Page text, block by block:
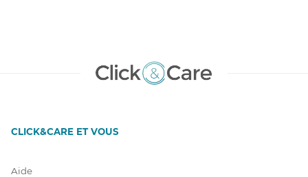
CLICK&CARE ET VOUS
Aide